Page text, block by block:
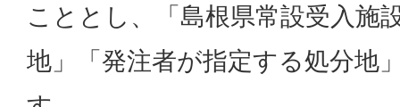
こととし、「島根県常設受入施
地」「発注者が指定する処分地